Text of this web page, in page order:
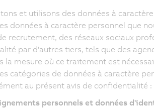
et utilisons des données à
données à caractère personnel que
recrutement, des réseaux sociaux
par d'autres tiers, tels que des
la mesure où ce traitement est
catégories de données à caractère
au présent avis de confidentialité :
personnels et données